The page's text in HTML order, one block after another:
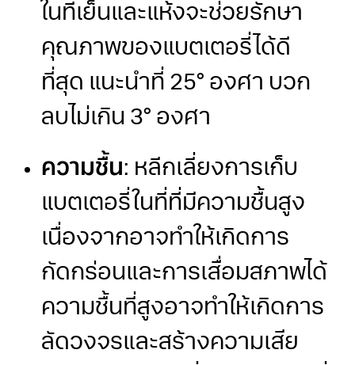
ในที่เย็นและแห้งจะช่วยรักษา
คุณภาพของแบตเตอรี่ได้ดี
ที่สุด แนะนำที่ 25° องศา บวก
ลบไม่เกิน 3° องศา
ความชื้น: หลีกเลี่ยงการเก็บ
แบตเตอรี่ในที่ที่มีความชื้นสูง
เนื่องจากอาจทำให้เกิดการ
กัดกร่อนและการเสื่อมสภาพได้
ความชื้นที่สูงอาจทำให้เกิดการ
ลัดวงจรและสร้างความเสีย